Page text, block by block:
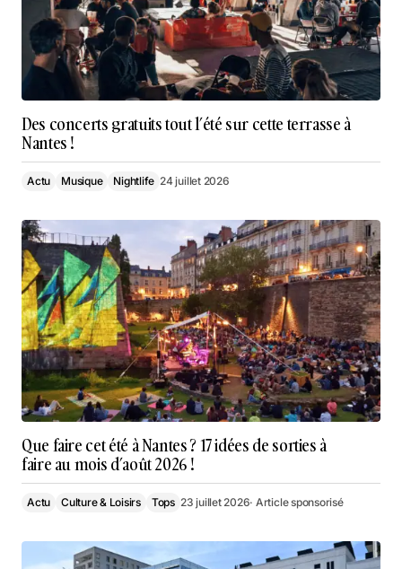
Des concerts gratuits tout l’été sur cette terrasse à
Nantes !
Actu Musique Nightlife 24 juillet 2026
Que faire cet été à Nantes ? 17 idées de sorties à
faire au mois d’août 2026 !
Actu Culture & Loisirs Tops 23 juillet 2026· Article sponsorisé